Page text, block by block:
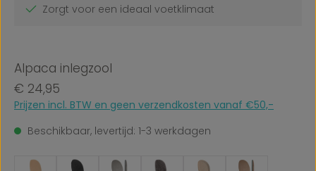
Zorgt voor een ideaal voetklimaat
Alpaca inlegzool
Normale prijs:
€ 24,95
Prijzen incl. BTW en geen verzendkosten vanaf €50,-
Beschikbaar, levertijd: 1-3 werkdagen